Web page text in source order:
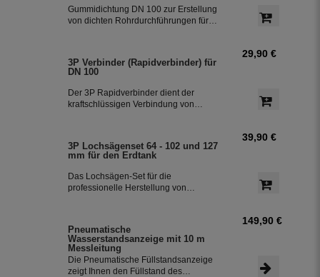
Gummidichtung DN 100 zur Erstellung
von dichten Rohrdurchführungen für
3P Verbinder (Rapidverbinder) für
DN 100
Der 3P Rapidverbinder dient der
kraftschlüssigen Verbindung von
Reinigungszwecken eingestiegen
werden muss
29,90 €
3P Lochsägenset 64 - 102 und 127
mm für den Erdtank
Das Lochsägen-Set für die
professionelle Herstellung von
39,90 €
Pneumatische
Wasserstandsanzeige mit 10 m
Messleitung
Die Pneumatische Füllstandsanzeige
zeigt Ihnen den Füllstand des
149,90 €